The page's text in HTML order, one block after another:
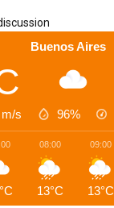
Buenos Aires
s 96%
08:00
13°C
09:00
13°C